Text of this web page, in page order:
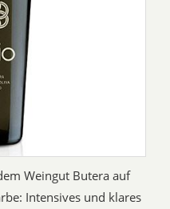
Weingut Butera auf
Intensives und klares